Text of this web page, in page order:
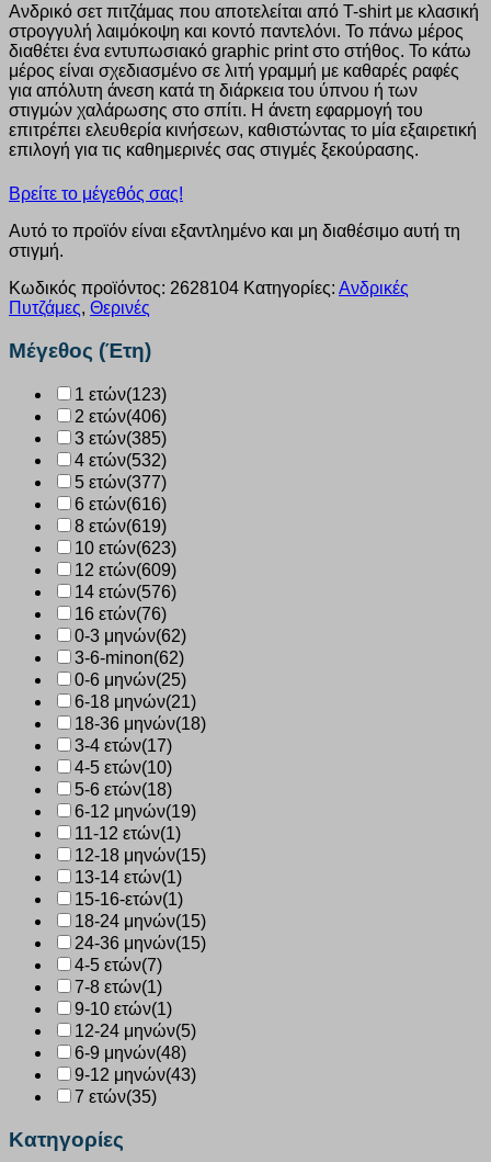
Ανδρικό σετ πιτζάμας που αποτελείται από T-shirt με κλασική
στρογγυλή λαιμόκοψη και κοντό παντελόνι. Το πάνω μέρος
διαθέτει ένα εντυπωσιακό graphic print στο στήθος. Το κάτω
μέρος είναι σχεδιασμένο σε λιτή γραμμή με καθαρές ραφές
για απόλυτη άνεση κατά τη διάρκεια του ύπνου ή των
στιγμών χαλάρωσης στο σπίτι. Η άνετη εφαρμογή του
επιτρέπει ελευθερία κινήσεων, καθιστώντας το μία εξαιρετική
επιλογή για τις καθημερινές σας στιγμές ξεκούρασης.
Βρείτε το μέγεθός σας!
Αυτό το προϊόν είναι εξαντλημένο και μη διαθέσιμο αυτή τη
στιγμή.
Κωδικός προϊόντος: 2628104 Κατηγορίες: Ανδρικές
Πυτζάμες, Θερινές
Μέγεθος (Έτη)
1 ετών(123)
2 ετών(406)
3 ετών(385)
4 ετών(532)
5 ετών(377)
6 ετών(616)
8 ετών(619)
10 ετών(623)
12 ετών(609)
14 ετών(576)
16 ετών(76)
0-3 μηνών(62)
3-6-minon(62)
0-6 μηνών(25)
6-18 μηνών(21)
18-36 μηνών(18)
3-4 ετών(17)
4-5 ετών(10)
5-6 ετών(18)
6-12 μηνών(19)
11-12 ετών(1)
12-18 μηνών(15)
13-14 ετών(1)
15-16-ετών(1)
18-24 μηνών(15)
24-36 μηνών(15)
4-5 ετών(7)
7-8 ετών(1)
9-10 ετών(1)
12-24 μηνών(5)
6-9 μηνών(48)
9-12 μηνών(43)
7 ετών(35)
Κατηγορίες